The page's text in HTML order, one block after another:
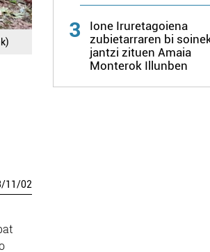
/11/02
3
Ione Iruretagoiena
zubietarraren bi
jantzi zituen Amaia
Monterok Illunben